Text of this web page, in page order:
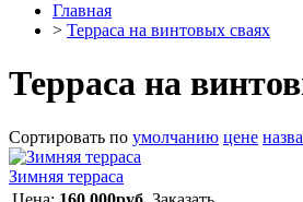
Главная
> Терраса на винтовых сваях
Терраса на
Сортировать по умолчанию цене
Зимняя терраса